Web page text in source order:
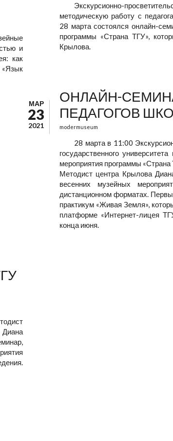
и
как
«Язык
Экскурсионно-
методическую работу с
28 марта состоялся онлайн-
программы «Страна ТГУ»,
Крылова.
МАР
23
2021
ОНЛАЙН-
ПЕДАГОГОВ
modermuseum
28 марта в 11:00
государственного
мероприятия программы «Страна
Методист центра Крылова
весенних музейных
дистанционном форматах.
практикум «Живая Земля»,
платформе «Интернет-лицея
конца июня.